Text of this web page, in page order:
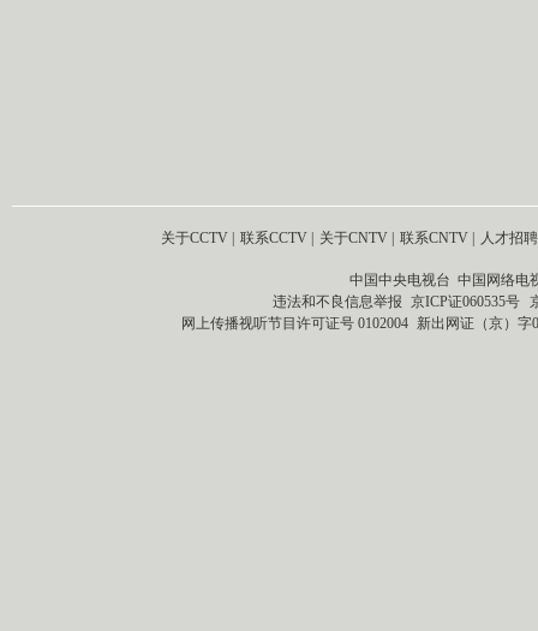
关于CCTV 联系CCTV 关于CNTV 联系CNTV 人才招聘
中国中央电视台 中国网络电
违法和不良信息举报 京ICP证060535号
网上传播视听节目许可证号 0102004 新出网证（京）